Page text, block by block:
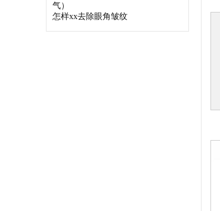
气）
怎样xx去除眼角皱纹